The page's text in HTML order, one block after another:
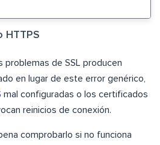
HTTPS
problemas de SSL producen
en lugar de este error genérico,
mal configuradas o los certificados
reinicios de conexión.
comprobarlo si no funciona